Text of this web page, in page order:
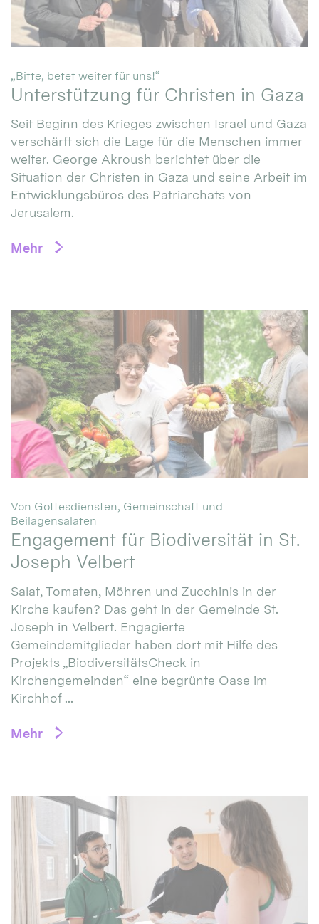
„Bitte, betet weiter für uns!“
Unterstützung für Christen in Gaza
Seit Beginn des Krieges zwischen Israel und Gaza
verschärft sich die Lage für die Menschen immer
weiter. George Akroush berichtet über die
Situation der Christen in Gaza und seine Arbeit im
Entwicklungsbüros des Patriarchats von
Jerusalem.
Mehr
Von Gottesdiensten, Gemeinschaft und
Beilagensalaten
Engagement für Biodiversität in St.
Joseph Velbert
Salat, Tomaten, Möhren und Zucchinis in der
Kirche kaufen? Das geht in der Gemeinde St.
Joseph in Velbert. Engagierte
Gemeindemitglieder haben dort mit Hilfe des
Projekts „BiodiversitätsCheck in
Kirchengemeinden“ eine begrünte Oase im
Kirchhof ...
Mehr